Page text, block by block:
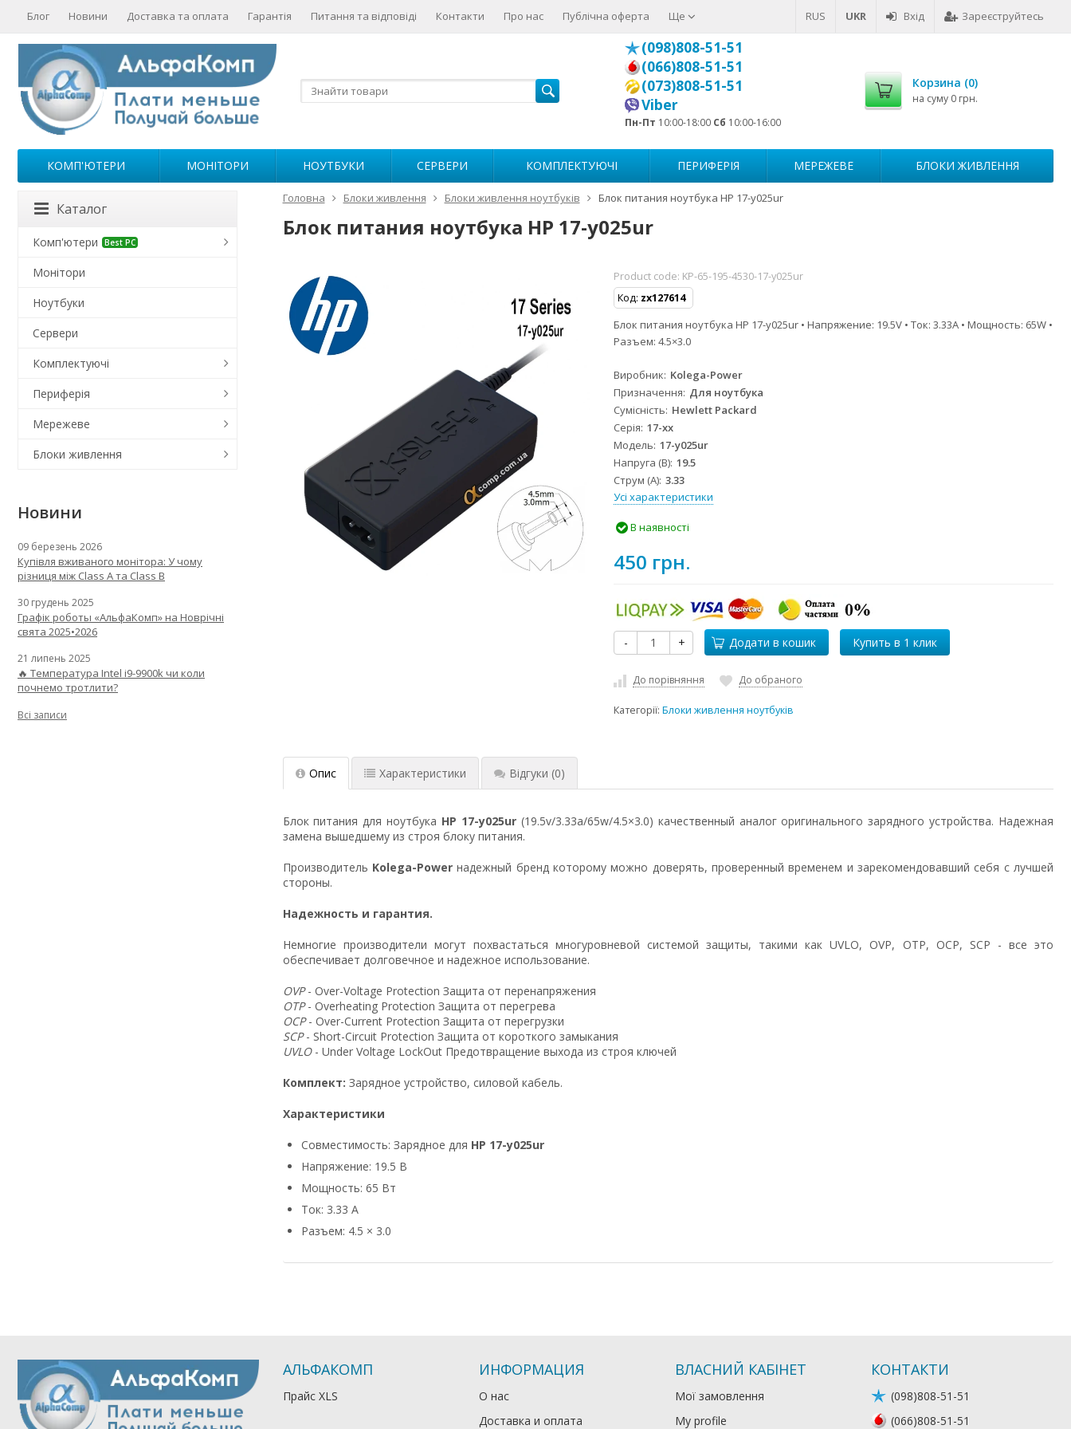
RUS UKR Вхід Зареєструйтесь
Блог Новини Доставка та оплата Гарантія Питання та відповіді Контакти Про нас Публічна оферта Ще
(098)808-51-51
(066)808-51-51
(073)808-51-51
Viber
Пн-Пт 10:00-18:00 Сб 10:00-16:00
Корзина (0)
на суму 0 грн.
КОМП'ЮТЕРИ МОНІТОРИ НОУТБУКИ СЕРВЕРИ КОМПЛЕКТУЮЧІ ПЕРИФЕРІЯ МЕРЕЖЕВЕ БЛОКИ ЖИВЛЕННЯ
Головна Блоки живлення Блоки живлення ноутбуків Блок питания ноутбука HP 17-y025ur
Блок питания ноутбука HP 17-y025ur
Product code: KP-65-195-4530-17-y025ur
Код: zx127614
Блок питания ноутбука HP 17-y025ur • Напряжение: 19.5V • Ток: 3.33A • Мощность: 65W •
Разъем: 4.5×3.0
Виробник Kolega-Power
Призначення Для ноутбука
Сумісність Hewlett Packard
Серія 17-xx
Модель 17-y025ur
Напруга (В) 19.5
Струм (А) 3.33
Усі характеристики
В наявності
450 грн.
- + Додати в кошик
До порівняння До обраного
Категорії:Блоки живлення ноутбуків
Опис Характеристики Відгуки (0)
Блок питания для ноутбука HP 17-y025ur(19.5v/3.33a/65w/4.5×3.0) качественный аналог оригинального зарядного устройства. Надежная
замена вышедшему из строя блоку питания.
Производитель Kolega-Powerнадежный бренд которому можно доверять, проверенный временем и зарекомендовавший себя с лучшей
стороны.
Надежность и гарантия.
Немногие производители могут похвастаться многуровневой системой защиты, такими как UVLO, OVP, OTP, OCP, SCP - все это
обеспечивает долговечное и надежное использование.
OVP- Over-Voltage Protection Защита от перенапряжения
OTP- Overheating Protection Защита от перегрева
OCP- Over-Current Protection Защита от перегрузки
SCP- Short-Circuit Protection Защита от короткого замыкания
UVLO- Under Voltage LockOut Предотвращение выхода из строя ключей
Комплект: Зарядное устройство, силовой кабель.
Характеристики
Совместимость: Зарядное для HP 17-y025ur
Напряжение: 19.5 В
Мощность: 65 Вт
Ток: 3.33 А
Разъем: 4.5 × 3.0
Каталог
Комп'ютери Best PC
Монітори
Ноутбуки
Сервери
Комплектуючі
Периферія
Мережеве
Блоки живлення
Новини
09 березень 2026
Купівля вживаного монітора: У чому
різниця між Class A та Class B
30 грудень 2025
Графік роботы «АльфаКомп» на Новрічні
свята 2025•2026
21 липень 2025
🔥 Температура Intel i9-9900k чи коли
почнемо тротлити?
Всі записи
АЛЬФАКОМП
Прайс XLS
ИНФОРМАЦИЯ
О нас
Доставка и оплата
ВЛАСНИЙ КАБІНЕТ
Мої замовлення
My profile
КОНТАКТИ
(098)808-51-51
(066)808-51-51